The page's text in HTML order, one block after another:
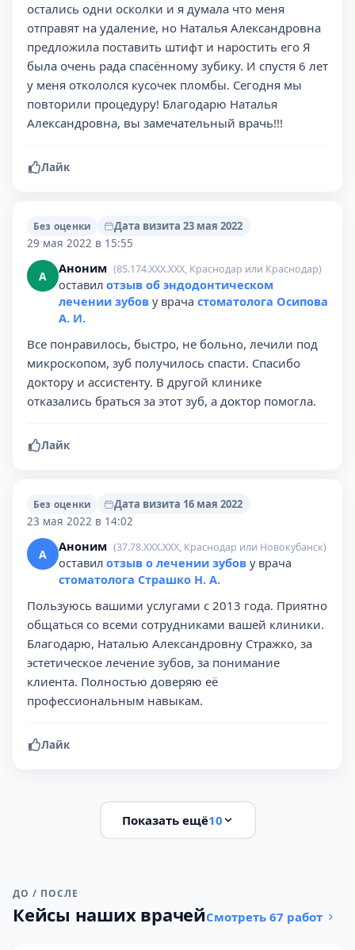
остались одни осколки и я думала что меня
отправят на удаление, но Наталья Александровна
предложила поставить штифт и наростить его Я
была очень рада спасённому зубику. И спустя 6 лет
у меня откололся кусочек пломбы. Сегодня мы
повторили процедуру! Благодарю Наталья
Александровна, вы замечательный врачь!!!
Лайк
Без оценки
Дата визита 23 мая 2022
29 мая 2022 в 15:55
А Аноним (85.174.XXX.XXX, Краснодар или Краснодар)
оставил отзыв об эндодонтическом
лечении зубов у врача стоматолога Осипова
А. И.
Все понравилось, быстро, не больно, лечили под
микроскопом, зуб получилось спасти. Спасибо
доктору и ассистенту. В другой клинике
отказались браться за этот зуб, а доктор помогла.
Лайк
Без оценки
Дата визита 16 мая 2022
23 мая 2022 в 14:02
А Аноним (37.78.XXX.XXX, Краснодар или Новокубанск)
оставил отзыв о лечении зубов у врача
стоматолога Страшко Н. А.
Пользуюсь вашими услугами с 2013 года. Приятно
общаться со всеми сотрудниками вашей клиники.
Благодарю, Наталью Александровну Стражко, за
эстетическое лечение зубов, за понимание
клиента. Полностью доверяю её
профессиональным навыкам.
Лайк
Показать ещё10
ДО / ПОСЛЕ
Кейсы наших врачейСмотреть 67 работ